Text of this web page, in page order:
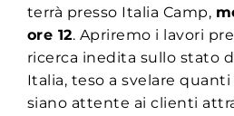
terrà presso Italia Camp,
ore 12. Apriremo i lavori
ricerca inedita sullo stato
Italia, teso a svelare
siano attente ai clienti